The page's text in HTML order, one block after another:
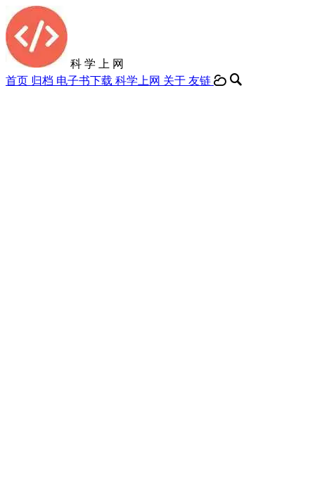
科 学 上 网
首页 归档 电子书下载 科学上网 关于 友链